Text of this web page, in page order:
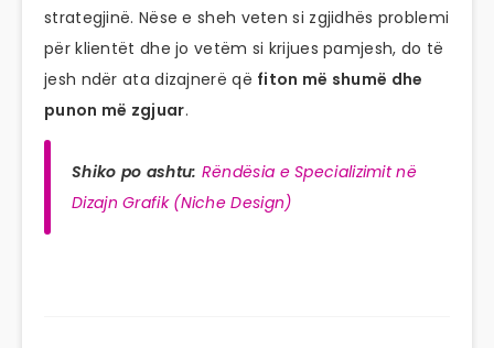
strategjinë. Nëse e sheh veten si zgjidhës problemi
për klientët dhe jo vetëm si krijues pamjesh, do të
jesh ndër ata dizajnerë që fiton më shumë dhe
punon më zgjuar.
Shiko po ashtu: Rëndësia e Specializimit në
Dizajn Grafik (Niche Design)